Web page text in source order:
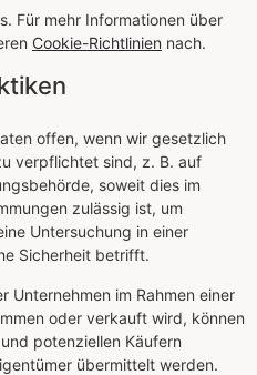
Für mehr Informationen über
Cookie-Richtlinien nach.
offen, wenn wir gesetzlich
verpflichtet sind, z. B. auf
soweit dies im
zulässig ist, um
Untersuchung in einer
Sicherheit betrifft.
Unternehmen im Rahmen einer
oder verkauft wird, können
potenziellen Käufern
übermittelt werden.